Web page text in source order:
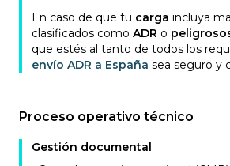
En caso de que tu carga incluya
clasificados como ADR o
que estés al tanto de todos los
envío ADR a España sea seguro y
Proceso operativo técnico
Gestión documental